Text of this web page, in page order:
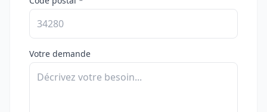
Votre demande